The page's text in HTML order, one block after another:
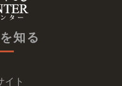
知る
イト